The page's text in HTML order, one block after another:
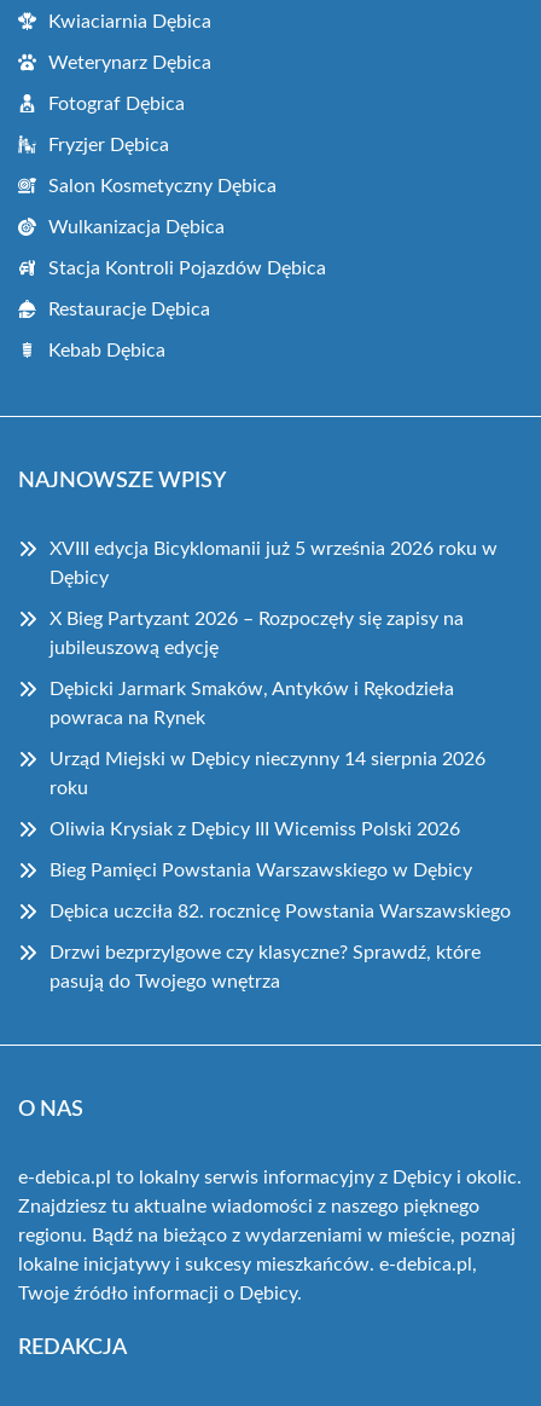
Kwiaciarnia Dębica
Weterynarz Dębica
Fotograf Dębica
Fryzjer Dębica
Salon Kosmetyczny Dębica
Wulkanizacja Dębica
Stacja Kontroli Pojazdów Dębica
Restauracje Dębica
Kebab Dębica
NAJNOWSZE WPISY
XVIII edycja Bicyklomanii już 5 września 2026 roku w
Dębicy
X Bieg Partyzant 2026 – Rozpoczęły się zapisy na
jubileuszową edycję
Dębicki Jarmark Smaków, Antyków i Rękodzieła
powraca na Rynek
Urząd Miejski w Dębicy nieczynny 14 sierpnia 2026
roku
Oliwia Krysiak z Dębicy III Wicemiss Polski 2026
Bieg Pamięci Powstania Warszawskiego w Dębicy
Dębica uczciła 82. rocznicę Powstania Warszawskiego
Drzwi bezprzylgowe czy klasyczne? Sprawdź, które
pasują do Twojego wnętrza
O NAS
e-debica.pl to lokalny serwis informacyjny z Dębicy i okolic.
Znajdziesz tu aktualne wiadomości z naszego pięknego
regionu. Bądź na bieżąco z wydarzeniami w mieście, poznaj
lokalne inicjatywy i sukcesy mieszkańców. e-debica.pl,
Twoje źródło informacji o Dębicy.
REDAKCJA